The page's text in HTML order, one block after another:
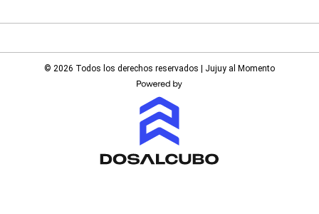
© 2026 Todos los derechos reservados | Jujuy al Momento